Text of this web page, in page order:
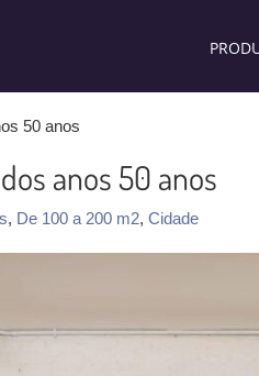
50 anos
anos 50 anos
, De 100 a 200 m2, Cidade